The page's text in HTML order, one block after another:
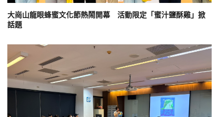
大崗山龍眼蜂蜜文化節熱鬧開幕 活動限定「蜜汁鹽酥雞」掀
話題